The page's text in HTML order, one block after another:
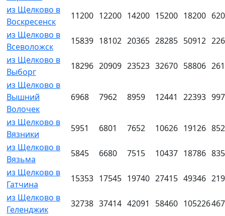
из Щелково в
Воскресенск
11200 12200 14200 15200 18200
из Щелково в
Всеволожск
15839 18102 20365 28285 50912
из Щелково в
Выборг
18296 20909 23523 32670 58806
из Щелково в
Вышний
Волочек
6968 7962 8959 12441 22393 997
из Щелково в
Вязники
5951 6801 7652 10626 19126 852
из Щелково в
Вязьма
5845 6680 7515 10437 18786 835
из Щелково в
Гатчина
15353 17545 19740 27415 49346
из Щелково в
Геленджик
32738 37414 42091 58460 105226